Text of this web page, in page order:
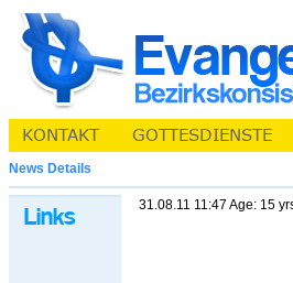
News Details
31.08.11 11:47 Age: 15